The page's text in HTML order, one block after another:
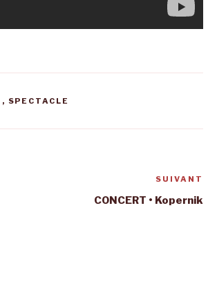
, SPECTACLE
SUIVANT
CONCERT • Kopernik